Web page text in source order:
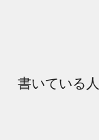
書いている人